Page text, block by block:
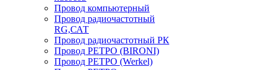
Провод компьютерный
Провод радиочастотный
RG,САТ
Провод радиочастотный РК
Провод РЕТРО (BIRONI)
Провод РЕТРО (Werkel)